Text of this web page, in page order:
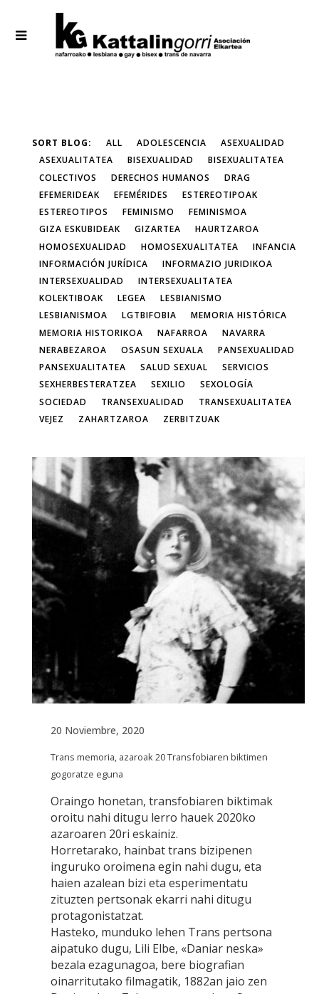
SORT BLOG: ALL ADOLESCENCIA
ASEXUALIDAD
ASEXUALITATEA
BISEXUALIDAD
BISEXUALITATEA
COLECTIVOS
DERECHOS HUMANOS
DRAG
EFEMERIDEAK
EFEMÉRIDES
ESTEREOTIPOAK
ESTEREOTIPOS
FEMINISMO
FEMINISMOA
GIZA ESKUBIDEAK
GIZARTEA
HAURTZAROA
HOMOSEXUALIDAD
HOMOSEXUALITATEA
INFANCIA
INFORMACIÓN JURÍDICA
INFORMAZIO JURIDIKOA
INTERSEXUALIDAD
INTERSEXUALITATEA
KOLEKTIBOAK
LEGEA
LESBIANISMO
LESBIANISMOA
LGTBIFOBIA
MEMORIA HISTÓRICA
MEMORIA HISTORIKOA
NAFARROA
NAVARRA
NERABEZAROA
OSASUN SEXUALA
PANSEXUALIDAD
PANSEXUALITATEA
SALUD SEXUAL
SERVICIOS
SEXHERBESTERATZEA
SEXILIO
SEXOLOGÍA
SOCIEDAD
TRANSEXUALIDAD
TRANSEXUALITATEA
VEJEZ
ZAHARTZAROA ZERBITZUAK
20 Noviembre, 2020
Trans memoria, azaroak 20 Transfobiaren biktimen
gogoratze eguna
Oraingo honetan, transfobiaren biktimak
oroitu nahi ditugu lerro hauek 2020ko
azaroaren 20ri eskainiz.
Horretarako, hainbat trans bizipenen
inguruko oroimena egin nahi dugu, eta
haien azalean bizi eta esperimentatu
zituzten pertsonak ekarri nahi ditugu
protagonistatzat.
Hasteko, munduko lehen Trans pertsona
aipatuko dugu, Lili Elbe, «Daniar neska»
bezala ezagunagoa, bere biografian
oinarritutako filmagatik, 1882an jaio zen